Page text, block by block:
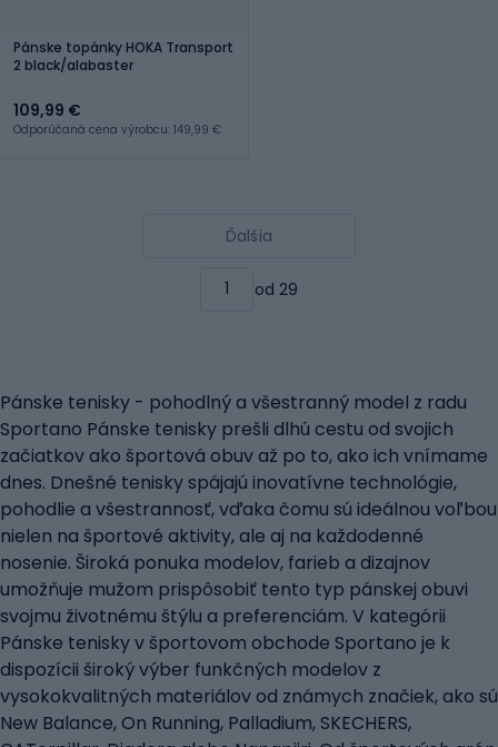
Pánske topánky HOKA Transport
2 black/alabaster
109,99 €
Odporúčaná cena výrobcu: 149,99 €
Ďalšia
od 29
Pánske tenisky - pohodlný a všestranný model z radu
Sportano Pánske tenisky prešli dlhú cestu od svojich
začiatkov ako športová obuv až po to, ako ich vnímame
dnes. Dnešné tenisky spájajú inovatívne technológie,
pohodlie a všestrannosť, vďaka čomu sú ideálnou voľbou
nielen na športové aktivity, ale aj na každodenné
nosenie. Široká ponuka modelov, farieb a dizajnov
umožňuje mužom prispôsobiť tento typ pánskej obuvi
svojmu životnému štýlu a preferenciám. V kategórii
Pánske tenisky v športovom obchode Sportano je k
dispozícii široký výber funkčných modelov z
vysokokvalitných materiálov od známych značiek, ako sú
New Balance, On Running, Palladium, SKECHERS,